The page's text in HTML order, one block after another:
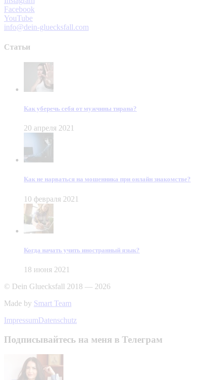
Facebook
YouTube
info@dein-gluecksfall.com
Статьи
Как уберечь себя от мужчины тирана?
20 апреля 2021
Как не нарваться на мошенника при онлайн знакомстве?
10 февраля 2021
Когда начать учить иностранный язык?
18 июня 2021
© Dein Gluecksfall 2018 — 2026
Made by Smart Team
ImpressumDatenschutz
Подписывайтесь на меня в Телеграм